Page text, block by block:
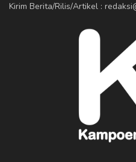
Kirim Berita/Rilis/Artikel :